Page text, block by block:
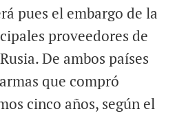
pues el embargo de la
proveedores de
De ambos países
que compró
cinco años, según el